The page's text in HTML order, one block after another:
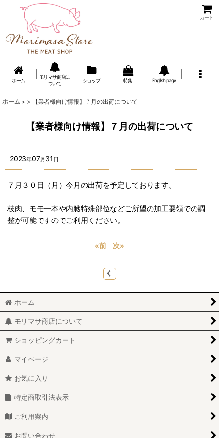
カート
ホーム
モリマサ商店に
ついて
ショップ 特集 Engllish page
ホーム > > 【業者様向け情報】７月の出荷について
【業者様向け情報】７月の出荷について
2023年07月 31 日
７月３０日（月）今月の出荷を予定しております。
枝肉、モモ一本や内臓特殊部位などご所望の加工要領での調
整が可能ですのでご利用ください。
«前 次»
ホーム
モリマサ商店について
ショッピングカート
マイページ
お気に入り
特定商取引法表示
ご利用案内
お問い合わせ